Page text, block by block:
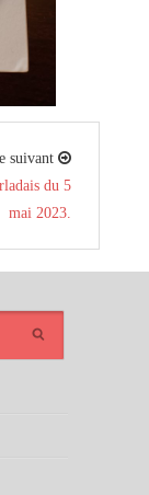
suivant
du 5
mai 2023.